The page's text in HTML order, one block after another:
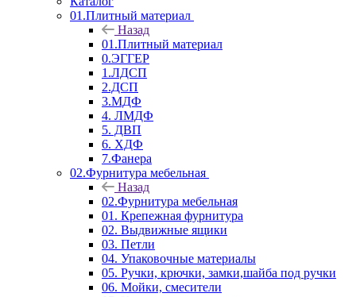
01.Плитный материал
Назад
01.Плитный материал
0.ЭГГЕР
1.ЛДСП
2.ДСП
3.МДФ
4. ЛМДФ
5. ДВП
6. ХДФ
7.Фанера
02.Фурнитура мебельная
Назад
02.Фурнитура мебельная
01. Крепежная фурнитура
02. Выдвижные ящики
03. Петли
04. Упаковочные материалы
05. Ручки, крючки, замки,шайба под ручки
06. Мойки, смесители